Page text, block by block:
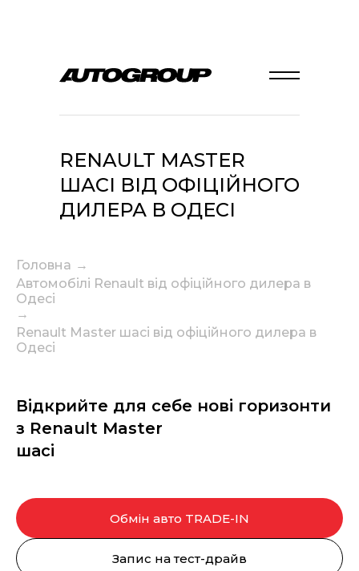
RENAULT MASTER
ШАСІ ВІД ОФІЦІЙНОГО
ДИЛЕРА В ОДЕСІ
Головна →
Автомобілі Renault від офіційного дилера в
Одесі
→
Renault Master шасі від офіційного дилера в
Одесі
Відкрийте для себе нові горизонти
з Renault Master
шасі
Обмін авто TRADE-IN
Запис на тест-драйв